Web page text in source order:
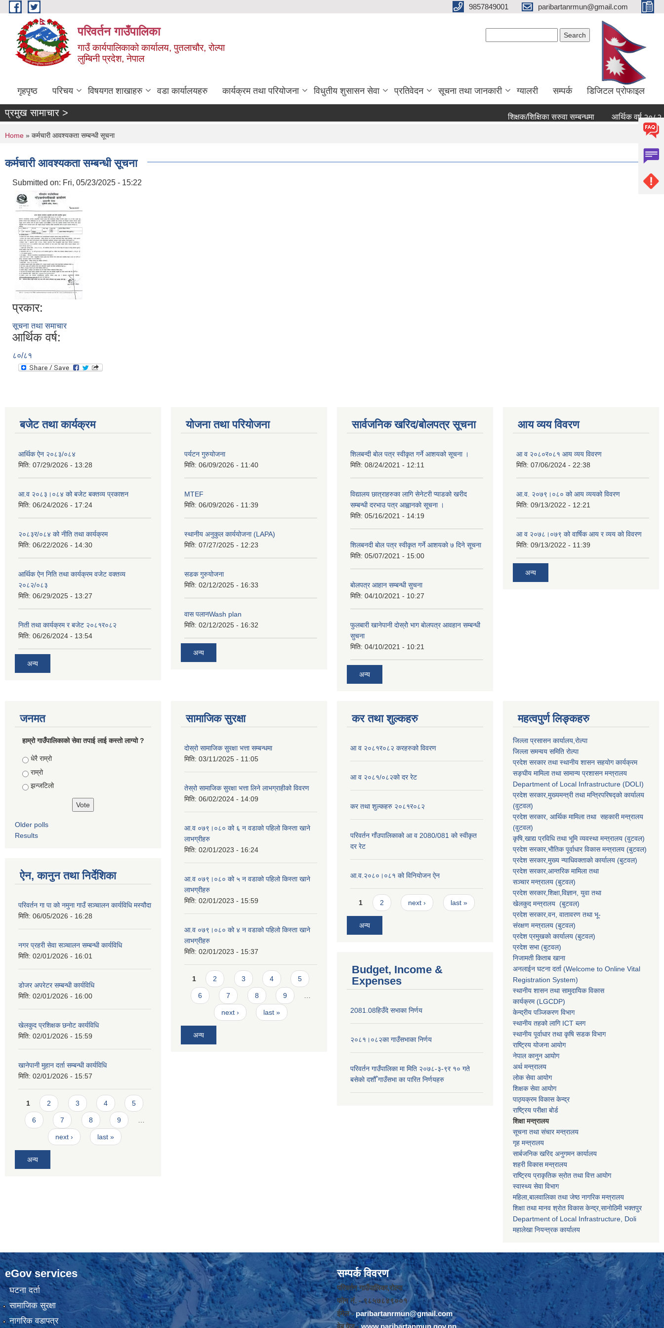
Skip to main content 9857849001 paribartanrmun@gmail.com
परिवर्तन गाउँपालिका
गाउँ कार्यपालिकाको कार्यालय, पुतलाचौर, रोल्पा
लुम्बिनी प्रदेश, नेपाल
गृहपृष्ठ परिचय विषयगत शाखाहरु वडा कार्यालयहरु कार्यक्रम तथा परियोजना विधुतीय शुसासन सेवा प्रतिवेदन सूचना तथा जानकारी ग्यालरी सम्पर्क डिजिटल प्रोफाइल
प्रमुख सामाचार > शिक्षक/शिक्षिका सरुवा सम्बन्धमा आर्थिक वर्ष २०८२ ८३ को
You are here
Home » कर्मचारी आवश्यकता सम्बन्धी सूचना
कर्मचारी आवश्यकता सम्बन्धी सूचना
Submitted on: Fri, 05/23/2025 - 15:22
प्रकार:
सूचना तथा समाचार
आर्थिक वर्ष:
८०/८१
बजेट तथा कार्यक्रम
आर्थिक ऐन २०८३/०८४
मिति: 07/29/2026 - 13:28
आ.व २०८३।०८४ को बजेट बक्तव्य प्रकाशन
मिति: 06/24/2026 - 17:24
२०८३र/०८४ को नीति तथा कार्यक्रम
मिति: 06/22/2026 - 14:30
आर्थिक ऐन निति तथा कार्यक्रम वजेट वक्तव्य
२०८२/०८३
मिति: 06/29/2025 - 13:27
निती तथा कार्यक्रम र बजेट २०८१र०८२
मिति: 06/26/2024 - 13:54
अन्य
योजना तथा परियोजना
पर्यटन गुरुयोजना
मिति: 06/09/2026 - 11:40
MTEF
मिति: 06/09/2026 - 11:39
स्थानीय अनुकुल कार्ययोजना (LAPA)
मिति: 07/27/2025 - 12:23
सडक गुरुयोजना
मिति: 02/12/2025 - 16:33
वास पलानWash plan
मिति: 02/12/2025 - 16:32
अन्य
सार्वजनिक खरिद/बोलपत्र सूचना
शिलबन्दी बाेल पत्र स्वीकृत गर्ने आशयको सूचना ।
मिति: 08/24/2021 - 12:11
विद्यालय छात्राहरुका लागि सेनेटरी प्याडको खरीद
सम्बन्धी दरभाउ पत्र आह्वानकाे सूचना ।
मिति: 05/16/2021 - 14:19
शिलबनदी बाेल पत्र स्वीकृत गर्ने आशयकाे ७ दिने सूचना
मिति: 05/07/2021 - 15:00
बाेलपत्र आहान सम्बन्धी सुचना
मिति: 04/10/2021 - 10:27
फुलबारी खानेपानी दाेस्राेे भाग बाेलपत्र आवहान सम्बन्धी
सुचना
मिति: 04/10/2021 - 10:21
अन्य
आय व्यय विवरण
आ व २०८०र०८१ आय व्यय विवरण
मिति: 07/06/2024 - 22:38
आ.व. २०७९।०८० को आय व्ययको विवरण
मिति: 09/13/2022 - 12:21
आ‍ व २०७८।०७९ को वार्षिक आय र व्यय को विवरण
मिति: 09/13/2022 - 11:39
अन्य
जनमत
हाम्रो गाउँपालिकाको सेवा तपाई लाई कस्तो लाग्यो ?
Choices
धेरै राम्रो
राम्रो
झन्जटिलो
Older polls
Results
ऐन, कानुन तथा निर्देशिका
परिवर्तन गा पा को नमुना गाउँ सञ्चालन कार्यविधि मस्यौदा
मिति: 06/05/2026 - 16:28
नगर प्रहरी सेवा सञ्चालन सम्बन्धी कार्यविधि
मिति: 02/01/2026 - 16:01
डोजर अपरेटर सम्बन्धी कार्यविधि
मिति: 02/01/2026 - 16:00
खेलकुद प्रशिक्षक छनोट कार्यविधि
मिति: 02/01/2026 - 15:59
खानेपानी मुहान दर्ता सम्बन्धी कार्यविधि
मिति: 02/01/2026 - 15:57
Pages
1 2 3 4 5
6 7 8 9
next › last »
अन्य
सामाजिक सुरक्षा
दोस्रो सामाजिक सुरक्षा भत्ता सम्बन्धमा
मिति: 03/11/2025 - 11:05
तेस्रो सामाजिक सुरक्षा भत्ता लिने लाभग्राहीको विवरण
मिति: 06/02/2024 - 14:09
आ.व ०७९।०८० को ६ न‌‍ वडाको पहिलो किस्ता खाने
लाभग्रीहरु
मिति: 02/01/2023 - 16:24
आ.व ०७९।०८० को ५ न‌‍ वडाको पहिलो किस्ता खाने
लाभग्रीहरु
मिति: 02/01/2023 - 15:59
आ.व ०७९।०८० को ४ न‌‍ वडाको पहिलो किस्ता खाने
लाभग्रीहरु
मिति: 02/01/2023 - 15:37
Pages
1 2 3 4 5
6 7 8 9
next › last »
अन्य
कर तथा शुल्कहरु
आ व २०८१र०८२ करहरुको विवरण
आ व २०८१/०८२को दर रेट
कर तथा शुल्कहरु २०८१र०८२
परिवर्तन गाँउपालिकाको आ व 2080/081 को स्वीकृत
दर रेट
आ.व.२०८०।०८१ को विनियोजन ऐन
Pages
1 2 next › last »
अन्य
Budget, Income &
Expenses
2081.08हिउँदे सभाका निर्णय
२०८१।०८२का गाउँसभाका निर्णय
परिवर्तन गाउँपालिका मा मिति २०७८-३-९र १० गते
बसेकाे दशौँ गाउँसभा का पारित निर्णयहरु
महत्वपुर्ण लिङ्कहरु
जिल्ला प्रसासन कार्यालय,राेल्पा
जिल्ला समन्वय समिति रोल्पा
प्रदेश सरकार तथा स्थानीय शासन सहयाेग कार्यक्रम
सङ्‍घीय मामिला तथा सामान्य प्रशासन मन्त्रालय
Department of Local Infrastructure (DOLI)
प्रदेश सरकार,मुख्यमन्त्री तथा मन्त्रिपरिषद्को कार्यालय
(वुटवल)
प्रदेश सरकार, आर्थिक मामिला तथा सहकारी मन्त्रालय
(वुटवल)
कृषि,खाद्य प्रविधि तथा भूमि व्यवस्था मन्त्रालय (वुटवल)
प्रदेश सरकार,भाैतिक पूर्वाधार विकास मन्त्रालय (बुटवल)
प्रदेश सरकार,मुख्य न्याधिवक्ताकाे कार्यालय (बुटवल)
प्रदेश सरकार,आन्तरिक मामिला तथा
सञ्चार मन्त्रालय (बुटवल)
प्रदेश सरकार,शिक्षा,विज्ञान, युवा तथा
खेलकुद मन्त्रालय (बुटवल)
प्रदेश सरकार,वन, वातावरण तथा भू-
संरक्षण मन्त्रालय (बुटवल)
प्रदेश प्रमुखकाे कार्यालय (बुटवल)
प्रदेश सभा (बुटवल)
निजामती किताब खाना
अनलाईन घटना दर्ता (Welcome to Online Vital
Registration System)
स्थानीय शासन तथा सामुदायिक विकास
कार्यक्रम (LGCDP)
केन्द्रीय पञ्जिकरण विभाग
स्थानीय तहको लागि ICT ब्लग
स्थानीय पूर्वाधार तथा कृषि सडक विभाग
राष्ट्रिय योजना आयोग
नेपाल कानुन आयोग
अर्थ मन्त्रालय
लोक सेवा आयोग
शिक्षक सेवा आयोग
पाठ्यक्रम विकास केन्द्र
राष्ट्रिय परीक्षा बोर्ड
शिक्षा मन्त्रालय
सूचना तथा संचार मन्त्रालय
गृह मन्त्रालय
सार्बजनिक खरिद अनुगमन कार्यालय
शहरी विकास मन्त्रालय
राष्ट्रिय प्राकृतिक स्रोत तथा वित्त आयोग
स्वास्थ्य सेवा विभाग
महिला,बालवालिका तथा जेष्ठ नागरिक मन्त्रालय
शिक्षा तथा मानव श्राेत विकास केन्द्र,सानाेठिमी भक्तपुर
Department of Local Infrastructure, Doli
महालेखा नियन्त्रक कार्यालय
eGov services
घटना दर्ता
सामाजिक सुरक्षा
नागरिक वडापत्र
सम्पर्क विवरण
परिवर्तन गाउँपालिका,रोल्पा
फोन नंं. - ९८५७८४९००१
ईमेल -paribartanrmun@gmail.com